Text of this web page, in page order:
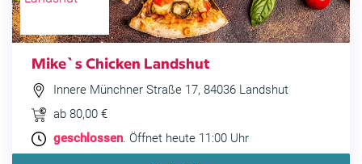
Mike`s Chicken Landshut
Innere Münchner Straße 17, 84036 Landshut
ab 80,00 €
geschlossen. Öffnet heute 11:00 Uhr